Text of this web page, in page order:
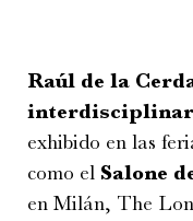
Raúl de la
exhibido en las
como el Salone
en Milán, The